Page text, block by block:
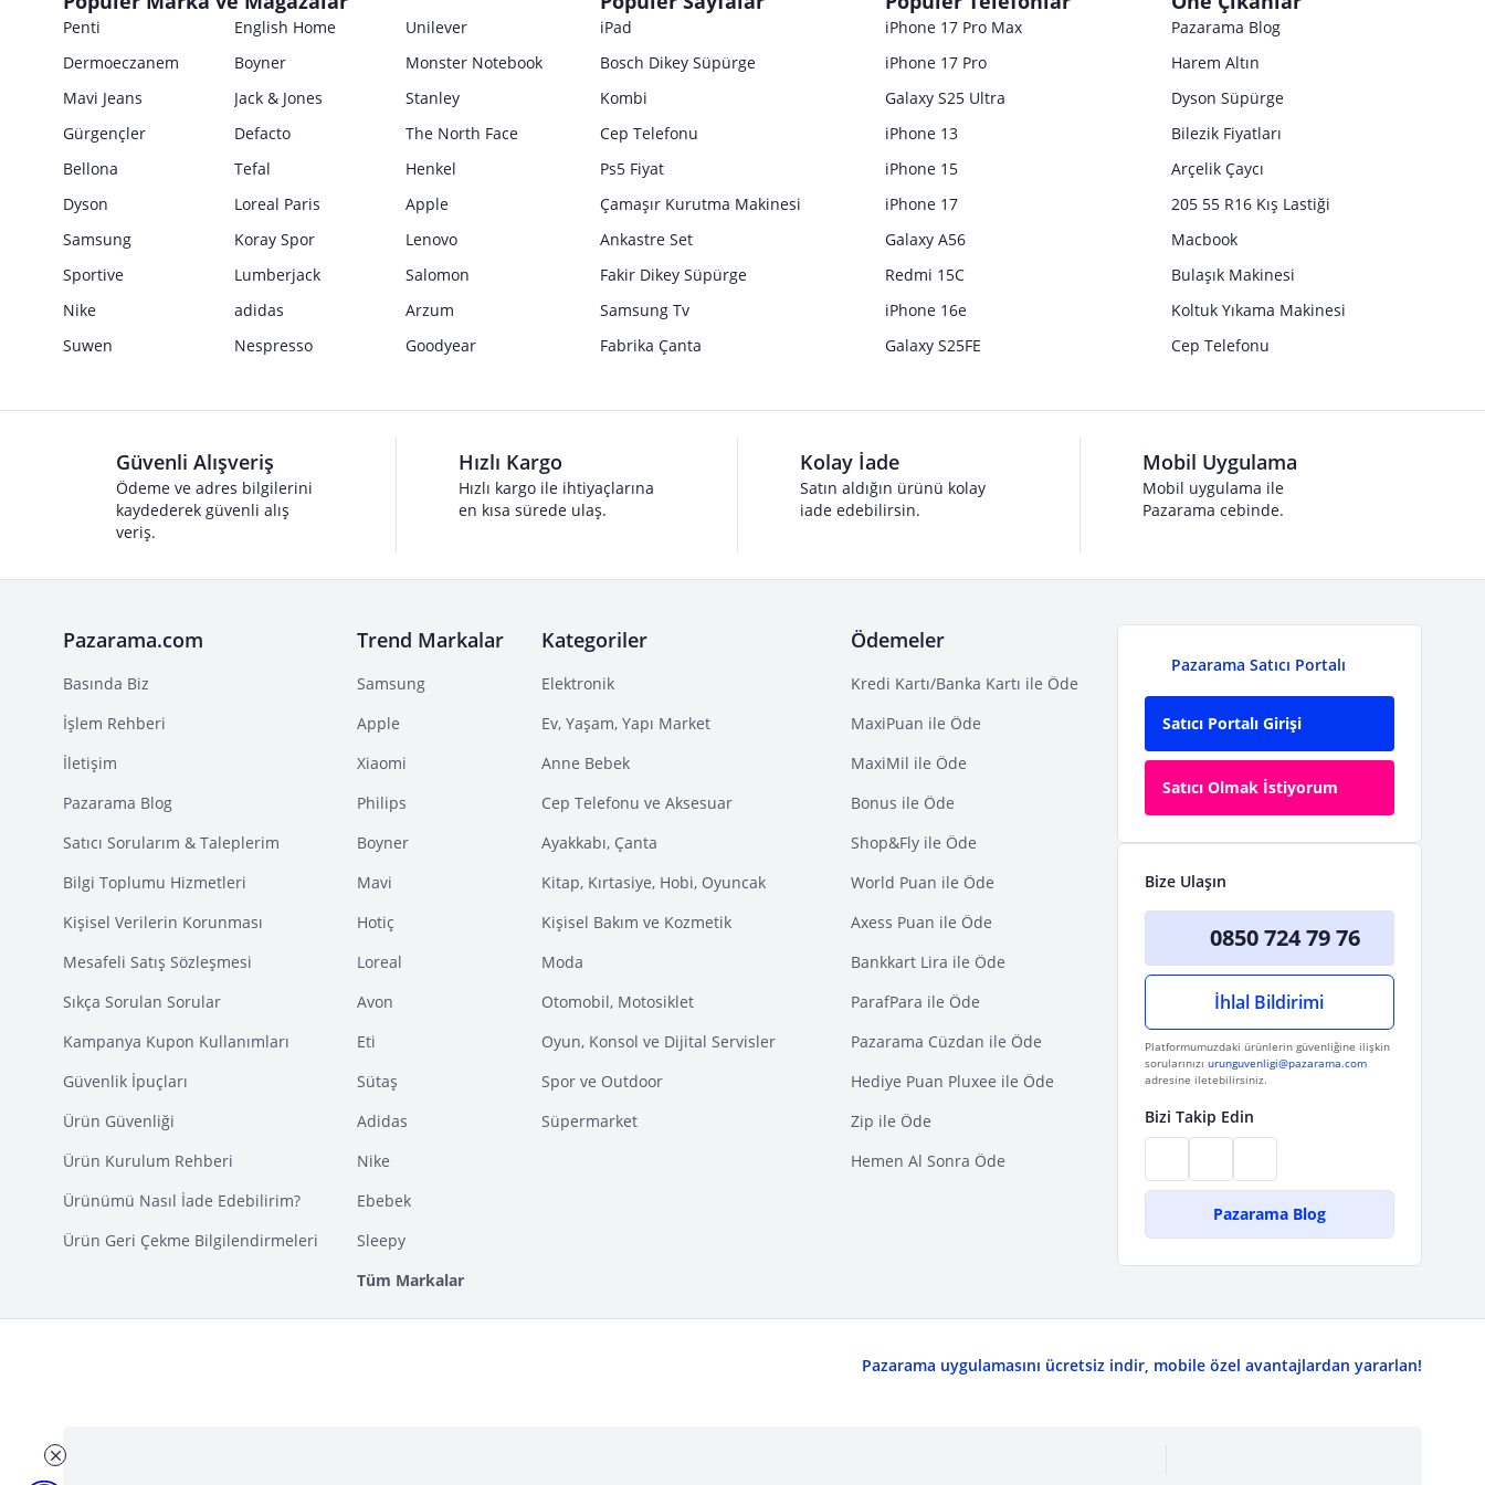
E Posta Adresi
Satıcı bilgi girişi yapmamıştır.
Satıcı bilgi girişi yapmamıştır.
Penti English Home
Unilever
Dermoeczanem
Boyner
Monster Notebook
Mavi Jeans
Jack & Jones
Stanley
Gürgençler
Defacto
The North Face
Bellona
Tefal
Henkel
Dyson
Loreal Paris
Apple
Samsung
Koray Spor
Lenovo
Sportive
Lumberjack
Salomon
Nike
adidas
Arzum
Suwen
Nespresso Goodyear
iPad
Bosch Dikey Süpürge
Kombi
Cep Telefonu
Ps5 Fiyat
Çamaşır Kurutma Makinesi
Ankastre Set
Fakir Dikey Süpürge
Samsung Tv
Fabrika Çanta
iPhone 17 Pro Max
iPhone 17 Pro
Galaxy S25 Ultra
iPhone 13
iPhone 15
iPhone 17
Galaxy A56
Redmi 15C
iPhone 16e
Galaxy S25FE
Pazarama Blog
Harem Altın
Dyson Süpürge
Bilezik Fiyatları
Arçelik Çaycı
205 55 R16 Kış Lastiği
Macbook
Bulaşık Makinesi
Koltuk Yıkama Makinesi
Cep Telefonu
Güvenli Alışveriş
Ödeme ve adres bilgilerini
kaydederek güvenli alış
veriş.
Hızlı Kargo
Hızlı kargo ile ihtiyaçlarına
en kısa sürede ulaş.
Kolay İade
Satın aldığın ürünü kolay
iade edebilirsin.
Mobil Uygulama
Mobil uygulama ile
Pazarama cebinde.
Pazarama.com
Basında Biz
İşlem Rehberi
İletişim
Pazarama Blog
Satıcı Sorularım & Taleplerim
Bilgi Toplumu Hizmetleri
Kişisel Verilerin Korunması
Mesafeli Satış Sözleşmesi
Sıkça Sorulan Sorular
Kampanya Kupon Kullanımları
Güvenlik İpuçları
Ürün Güvenliği
Ürün Kurulum Rehberi
Ürünümü Nasıl İade Edebilirim?
Ürün Geri Çekme Bilgilendirmeleri
Trend Markalar
Samsung
Apple
Xiaomi
Philips
Boyner
Mavi
Hotiç
Loreal
Avon
Eti
Sütaş
Adidas
Nike
Ebebek
Sleepy
Tüm Markalar
Kategoriler
Elektronik
Ev, Yaşam, Yapı Market
Anne Bebek
Cep Telefonu ve Aksesuar
Ayakkabı, Çanta
Kitap, Kırtasiye, Hobi, Oyuncak
Kişisel Bakım ve Kozmetik
Moda
Otomobil, Motosiklet
Oyun, Konsol ve Dijital Servisler
Spor ve Outdoor
Süpermarket
Ödemeler
Kredi Kartı/Banka Kartı ile Öde
MaxiPuan ile Öde
MaxiMil ile Öde
Bonus ile Öde
Shop&Fly ile Öde
World Puan ile Öde
Axess Puan ile Öde
Bankkart Lira ile Öde
ParafPara ile Öde
Pazarama Cüzdan ile Öde
Hediye Puan Pluxee ile Öde
Zip ile Öde
Hemen Al Sonra Öde
Pazarama Satıcı Portalı
Satıcı Portalı Girişi
Satıcı Olmak İstiyorum
Bize Ulaşın
0850 724 79 76
İhlal Bildirimi
Platformumuzdaki ürünlerin güvenliğine ilişkin
sorularınızı urunguvenligi@pazarama.com
adresine iletebilirsiniz.
Bizi Takip Edin
Pazarama Blog
Pazarama uygulamasını ücretsiz indir, mobile özel avantajlardan yararlan!